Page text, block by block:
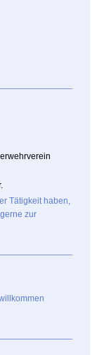
Tätigkeit haben,
zur